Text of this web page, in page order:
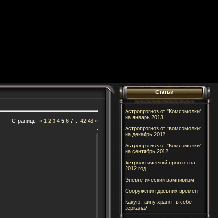
Страницы: « 1 2 3 4 5 6 7 42 43 »
Статьи
Астропрогноз от "Комсомолки"
на январь 2013
Астропрогноз от "Комсомолки"
на декабрь 2012
Астропрогноз от "Комсомолки"
на сентябрь 2012
Астрологический прогноз на
2012 год
Энергетический вампиризм
Cооружения древних времен
Какую тайну хранят в себе
зеркала?